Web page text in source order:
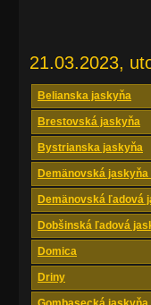
21.03.2023,
Belianska jaskyňa
Brestovská jaskyňa
Bystrianska jaskyňa
Demänovská
Demänovská ľadová
Dobšinská ľadová
Domica
Driny